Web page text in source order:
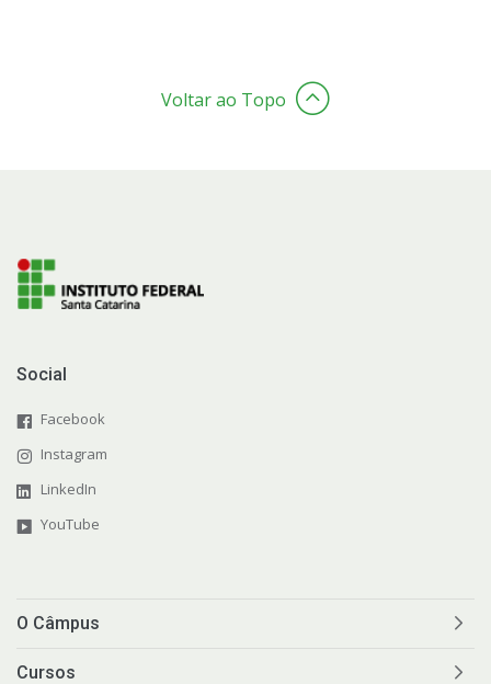
Voltar ao Topo
Social
Facebook
Instagram
LinkedIn
YouTube
O Câmpus
Cursos